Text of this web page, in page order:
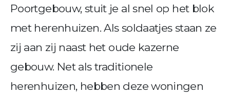
Poortgebouw, stuit je al snel op het blok
met herenhuizen. Als soldaatjes staan ze
zij aan zij naast het oude kazerne
gebouw. Net als traditionele
herenhuizen, hebben deze woningen